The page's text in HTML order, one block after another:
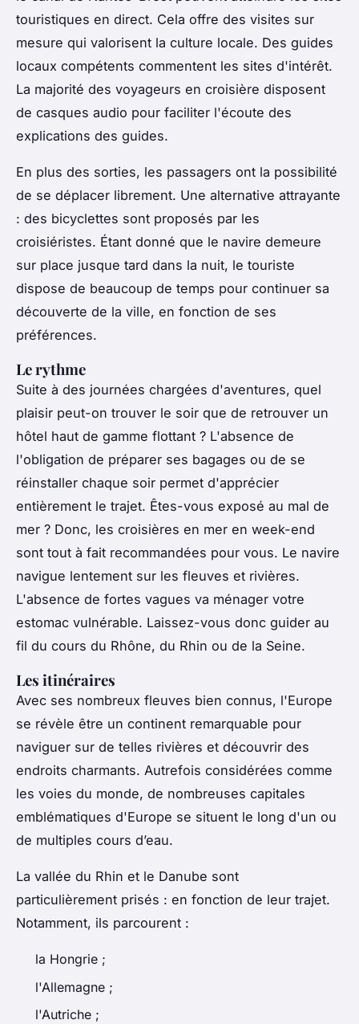
touristiques en direct. Cela offre des visites sur
mesure qui valorisent la culture locale. Des guides
locaux compétents commentent les sites d'intérêt.
La majorité des voyageurs en croisière disposent
de casques audio pour faciliter l'écoute des
explications des guides.
En plus des sorties, les passagers ont la possibilité
de se déplacer librement. Une alternative attrayante
: des bicyclettes sont proposés par les
croisiéristes. Étant donné que le navire demeure
sur place jusque tard dans la nuit, le touriste
dispose de beaucoup de temps pour continuer sa
découverte de la ville, en fonction de ses
préférences.
Le rythme
Suite à des journées chargées d'aventures, quel
plaisir peut-on trouver le soir que de retrouver un
hôtel haut de gamme flottant ? L'absence de
l'obligation de préparer ses bagages ou de se
réinstaller chaque soir permet d'apprécier
entièrement le trajet. Êtes-vous exposé au mal de
mer ? Donc, les croisières en mer en week-end
sont tout à fait recommandées pour vous. Le navire
navigue lentement sur les fleuves et rivières.
L'absence de fortes vagues va ménager votre
estomac vulnérable. Laissez-vous donc guider au
fil du cours du Rhône, du Rhin ou de la Seine.
Les itinéraires
Avec ses nombreux fleuves bien connus, l'Europe
se révèle être un continent remarquable pour
naviguer sur de telles rivières et découvrir des
endroits charmants. Autrefois considérées comme
les voies du monde, de nombreuses capitales
emblématiques d'Europe se situent le long d'un ou
de multiples cours d’eau.
La vallée du Rhin et le Danube sont
particulièrement prisés : en fonction de leur trajet.
Notamment, ils parcourent :
la Hongrie ;
l'Allemagne ;
l'Autriche ;